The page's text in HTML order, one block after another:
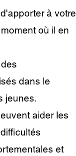
à votre
où il en
dans le
jeunes.
aider les
et